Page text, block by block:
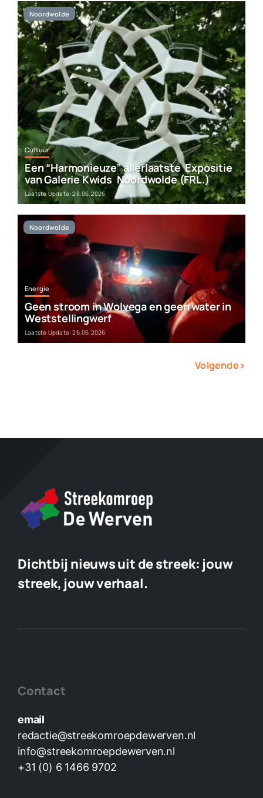
Noordwolde
Cultuur
Een “Harmonieuze” allerlaatste Expositie
van Galerie Kwids Noordwolde (FRL.)
Laatste Update: 28.06.2026
Noordwolde
Energie
Geen stroom in Wolvega en geen water in
Weststellingwerf
Laatste Update: 26.06.2026
Volgende›
Dichtbij nieuws uit de streek: jouw
streek, jouw verhaal.
Contact
email
redactie@streekomroepdewerven.nl
info@streekomroepdewerven.nl
+31 (0) 6 1466 9702